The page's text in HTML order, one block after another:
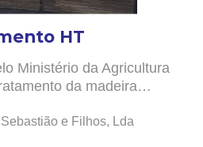
HT
Ministério da Agricultura
da madeira…